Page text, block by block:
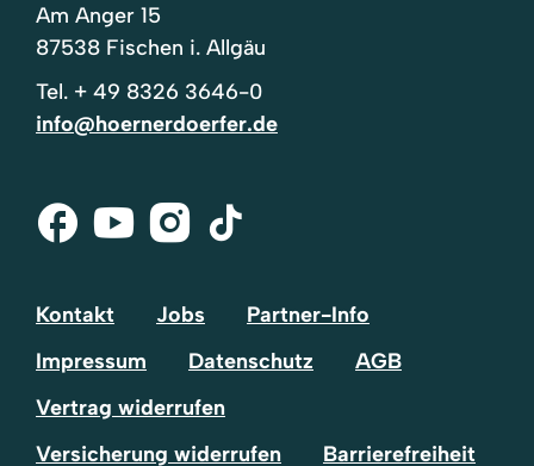
Am Anger 15
87538 Fischen i. Allgäu
Tel. + 49 8326 3646-0
info@hoernerdoerfer.de
Facebook
Youtube
Instagram
Tik-
Kontakt Jobs
Partner-Info
Impressum
Datenschutz
AGB
Vertrag widerrufen
Versicherung widerrufen
Barrierefreiheit